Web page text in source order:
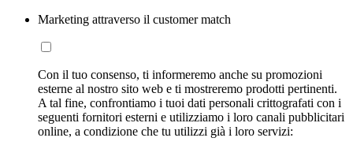
Marketing attraverso il customer match
Con il tuo consenso, ti informeremo anche su promozioni
esterne al nostro sito web e ti mostreremo prodotti pertinenti.
A tal fine, confrontiamo i tuoi dati personali crittografati con i
seguenti fornitori esterni e utilizziamo i loro canali pubblicitari
online, a condizione che tu utilizzi già i loro servizi: